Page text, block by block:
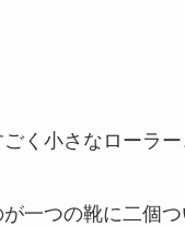
く小さなローラー
一つの靴に二個